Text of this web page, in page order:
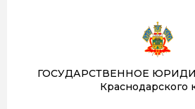
ГОСУДАРСТВЕННОЕ
Краснодарского